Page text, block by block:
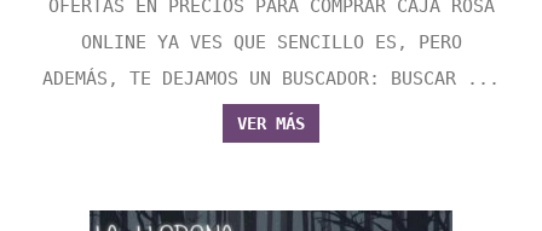
OFERTAS EN PRECIOS PARA COMPRAR CAJA ROSA
ONLINE YA VES QUE SENCILLO ES, PERO
ADEMÁS, TE DEJAMOS UN BUSCADOR: BUSCAR ...
VER MÁS